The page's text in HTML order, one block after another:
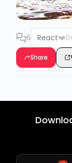
6 React❤️0
Share